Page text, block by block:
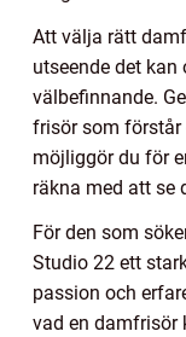
Att välja rätt
utseende det
välbefinnande.
frisör som förstår
möjliggör du för
räkna med att se
För den som
Studio 22 ett
passion och
vad en damfrisör